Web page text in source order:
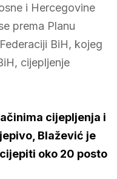
i Hercegovine
prema Planu
BiH, kojeg
cijepljenje
cijepljenja i
Blažević je
oko 20 posto